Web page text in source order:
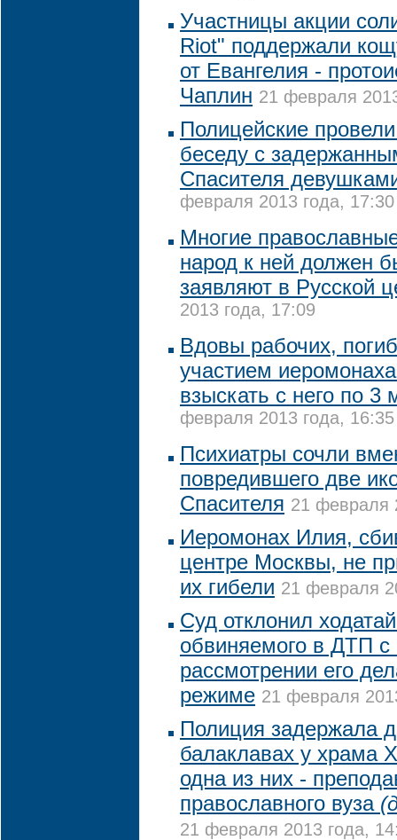
Участницы акции
Riot" поддержали
от Евангелия -
Чаплин 21 февраля
Полицейские
беседу с
Спасителя
февраля 2013 года, 17:30
Многие
народ к ней должен
заявляют в Русской
2013 года, 17:09
Вдовы рабочих,
участием
взыскать с него по 3
февраля 2013 года, 16:35
Психиатры сочли
повредившего две
Спасителя 21 февраля
Иеромонах Илия,
центре Москвы, не
их гибели 21 февраля
Суд отклонил
обвиняемого в ДТП
рассмотрении его
режиме 21 февраля
Полиция задержала
балаклавах у храма
одна из них -
православного вуза
21 февраля 2013 года,